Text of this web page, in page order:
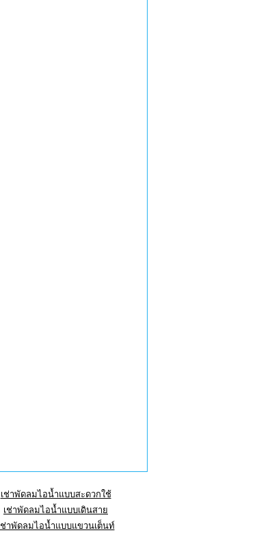
เช่าพัดลมไอน้ำแบบสะดวกใช้
เช่าพัดลมไอน้ำแบบเดินสาย
ช่าพัดลมไอน้ำแบบแขวนเต็นท์